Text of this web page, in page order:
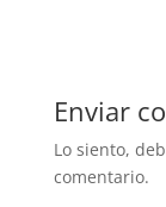
Enviar
Lo siento,
comentario.